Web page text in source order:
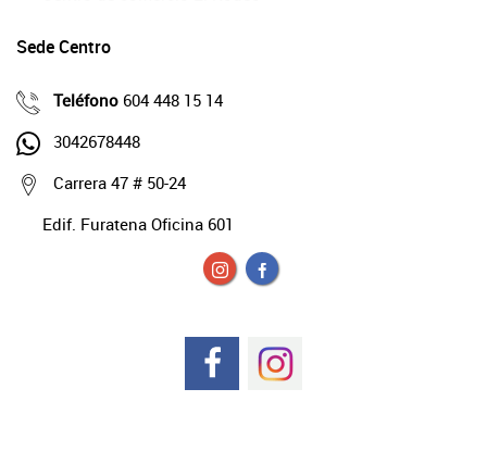
Sede Centro
Teléfono 604 448 15 14
3042678448
Carrera 47 # 50-24
Edif. Furatena Oficina 601